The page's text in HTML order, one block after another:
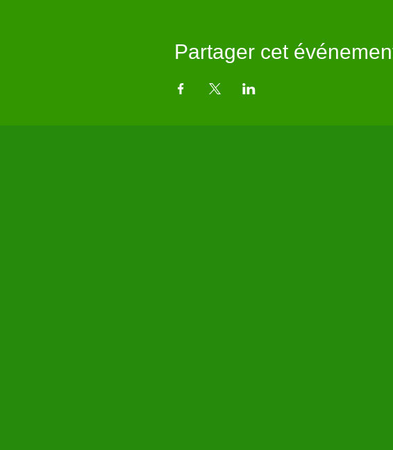
Partager cet